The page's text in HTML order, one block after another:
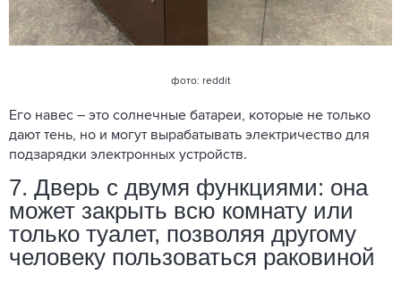
фото: reddit
Его навес – это солнечные батареи, которые не только
дают тень, но и могут вырабатывать электричество для
подзарядки электронных устройств.
7. Дверь с двумя функциями: она
может закрыть всю комнату или
только туалет, позволяя другому
человеку пользоваться раковиной